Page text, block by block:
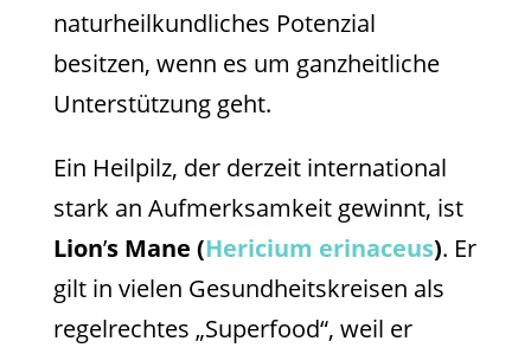
naturheilkundliches Potenzial
besitzen, wenn es um ganzheitliche
Unterstützung geht.
Ein Heilpilz, der derzeit international
stark an Aufmerksamkeit gewinnt, ist
Lion’s Mane (Hericium erinaceus). Er
gilt in vielen Gesundheitskreisen als
regelrechtes „Superfood“, weil er